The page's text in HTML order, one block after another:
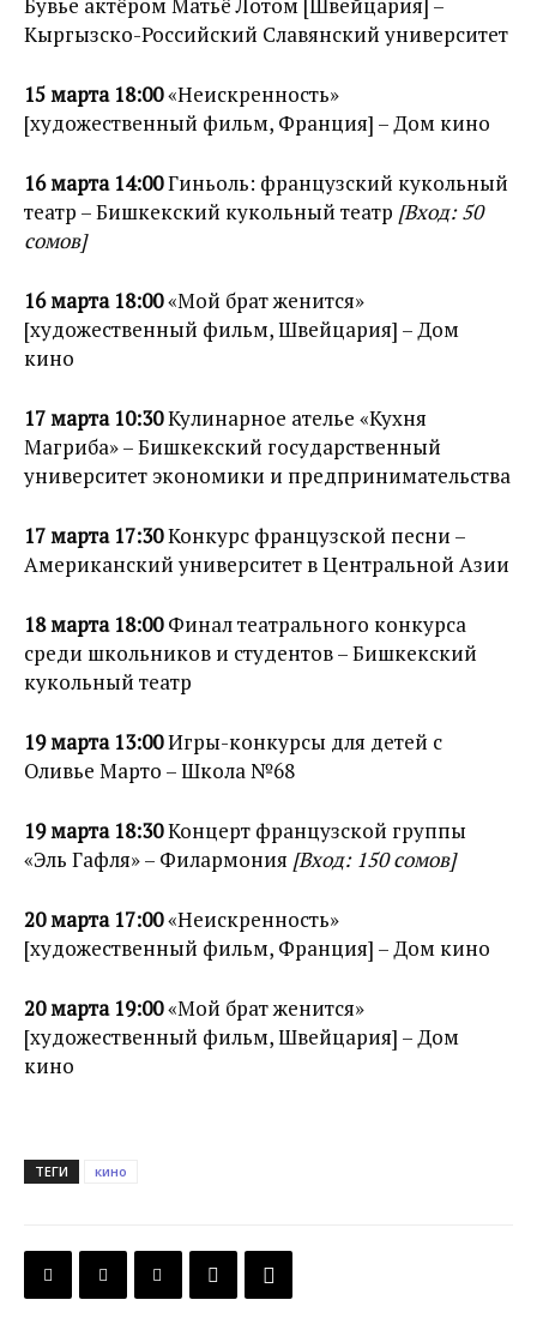
Кыргызско-Российский Славянский университет
15 марта 18:00«Неискренность»
[художественный фильм, Франция] – Дом кино
16 марта 14:00Гиньоль: французский кукольный
театр – Бишкекский кукольный театр [Вход: 50
сомов]
16 марта 18:00«Мой брат женится»
[художественный фильм, Швейцария] – Дом
кино
17 марта 10:30Кулинарное ателье «Кухня
Магриба» – Бишкекский государственный
университет экономики и предпринимательства
17 марта 17:30Конкурс французской песни –
Американский университет в Центральной Азии
18 марта 18:00Финал театрального конкурса
среди школьников и студентов – Бишкекский
кукольный театр
19 марта 13:00Игры-конкурсы для детей с
Оливье Марто – Школа №68
19 марта 18:30Концерт французской группы
«Эль Гафля» – Филармония [Вход: 150 сомов]
20 марта 17:00«Неискренность»
[художественный фильм, Франция] – Дом кино
20 марта 19:00«Мой брат женится»
[художественный фильм, Швейцария] – Дом
кино
ТЕГИ кино